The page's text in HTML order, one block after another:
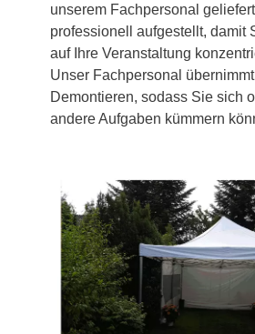
unserem Fachpersonal
professionell aufgestellt, damit
auf Ihre Veranstaltung
Unser Fachpersonal
Demontieren, sodass Sie sich
andere Aufgaben kümmern